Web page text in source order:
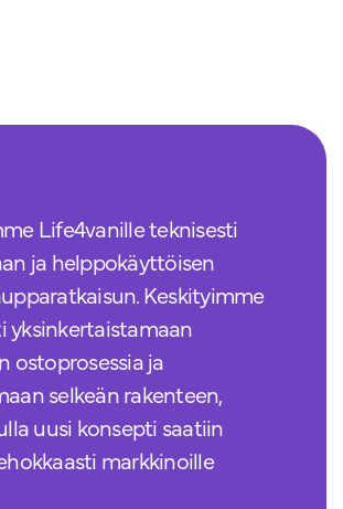
Life4vanille teknisesti
ja helppokäyttöisen
Keskityimme
yksinkertaistamaan
ostoprosessia ja
selkeän rakenteen,
uusi konsepti saatiin
markkinoille